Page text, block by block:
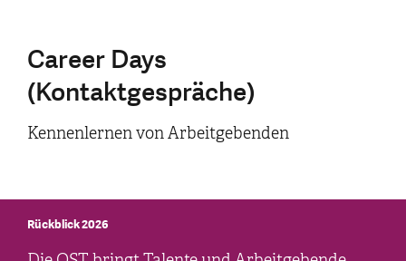
Career Days
(Kontaktgespräche)
Kennenlernen von Arbeitgebenden
Rückblick 2026